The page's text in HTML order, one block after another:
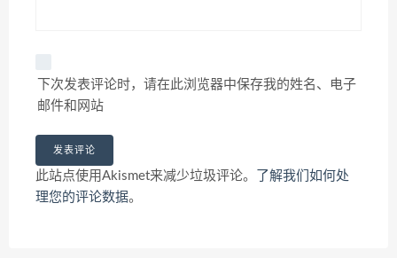
下次发表评论时，请在此浏览器中保存我的姓名、电子
邮件和网站
此站点使用Akismet来减少垃圾评论。
了解我们如何处
理您的评论数据。